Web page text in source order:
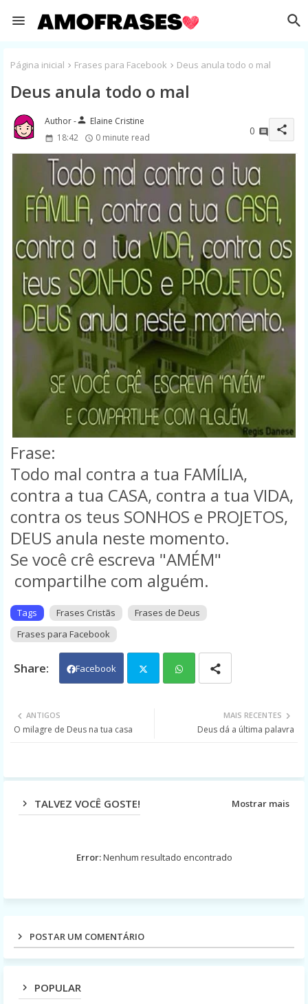
Página inicial Frases para Facebook Deus anula todo o mal
Deus anula todo o mal
person Elaine Cristine
18:42
0 minute read
0 share
Frase:
Todo mal contra a tua FAMÍLIA,
contra a tua CASA, contra a tua VIDA,
contra os teus SONHOS e PROJETOS,
DEUS anula neste momento.
Se você crê escreva "AMÉM"
compartilhe com alguém.
Tags Frases Cristãs
Frases de Deus
Frases para Facebook
Facebook
MAIS RECENTES
Deus dá a última palavra
ANTIGOS
O milagre de Deus na tua casa
TALVEZ VOCÊ GOSTE! Mostrar mais
Error:Nenhum resultado encontrado
POSTAR UM COMENTÁRIO
POPULAR